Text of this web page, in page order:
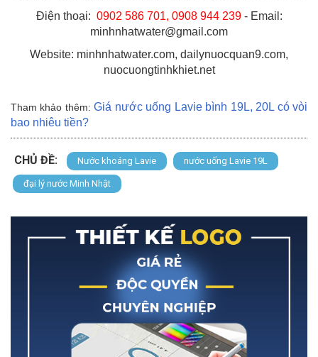
Điện thoại: 0902 586 701, 0908 944 239- Email:
minhnhatwater@gmail.com
Website: minhnhatwater.com, dailynuocquan9.com,
nuocuongtinhkhiet.net
Tham khảo thêm: Giá nước uống Lavie bình 19L, 20L có vòi
bao nhiêu tiền?
CHỦ ĐỀ: Nước khoáng Lavie nước uống Lavie 19L
đại lý nước Minh Nhật